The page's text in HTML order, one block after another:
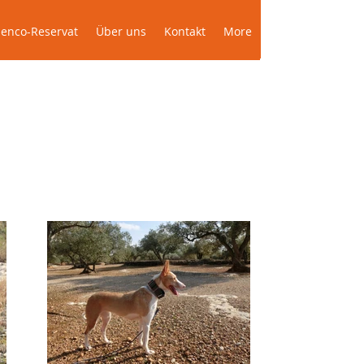
Das Podenco-Reservat Über uns More
Reservat Über uns Kontakt More